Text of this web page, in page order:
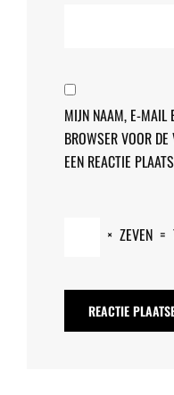
MIJN NAAM, E-MAIL
BROWSER VOOR
EEN REACTIE
× ZEVEN =